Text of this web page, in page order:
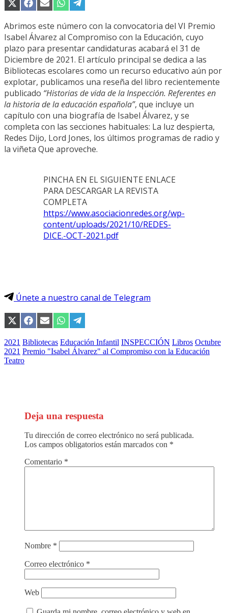
Compartir
en
X
(Twitter)
Compartir
en
Facebook
Compartir
en
Email
Compartir
en
WhatsApp
Compartir
en
Telegram
Abrimos este número con la convocatoria del VI Premio
Isabel Álvarez al Compromiso con la Educación, cuyo
plazo para presentar candidaturas acabará el 31 de
Diciembre de 2021. El artículo principal se dedica a las
Bibliotecas escolares como un recurso educativo aún por
explotar, publicamos una reseña del libro recientemente
publicado “Historias de vida de la Inspección. Referentes en
la historia de la educación española”, que incluye un
capítulo con una biografía de Isabel Álvarez, y se
completa con las secciones habituales: La luz despierta,
Redes Dijo, Lord Jones, los últimos programas de radio y
la viñeta Que aproveche.
PINCHA EN EL SIGUIENTE ENLACE
PARA DESCARGAR LA REVISTA
COMPLETA
https://www.asociacionredes.org/wp-
content/uploads/2021/10/REDES-
DICE.-OCT-2021.pdf
Únete a nuestro canal de Telegram
Compartir
en
X
(Twitter)
Compartir
en
Facebook
Compartir
en
Email
Compartir
en
WhatsApp
Compartir
en
Telegram
2021 Bibliotecas Educación Infantil INSPECCIÓN Libros Octubre
2021 Premio "Isabel Álvarez" al Compromiso con la Educación
Teatro
Deja una respuesta
Tu dirección de correo electrónico no será publicada.
Los campos obligatorios están marcados con *
Comentario *
Nombre *
Correo electrónico *
Web